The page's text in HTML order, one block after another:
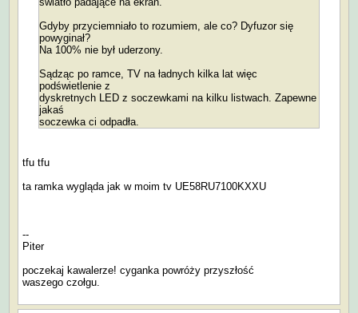
Gdyby przyciemniało to rozumiem, ale co? Dyfuzor się
powyginał?
Na 100% nie był uderzony.
Sądząc po ramce, TV na ładnych kilka lat więc
podświetlenie z
dyskretnych LED z soczewkami na kilku listwach. Zapewne
jakaś
soczewka ci odpadła.
tfu tfu
ta ramka wygląda jak w moim tv UE58RU7100KXXU
--
Piter
poczekaj kawalerze! cyganka powróży przyszłość
waszego czołgu.